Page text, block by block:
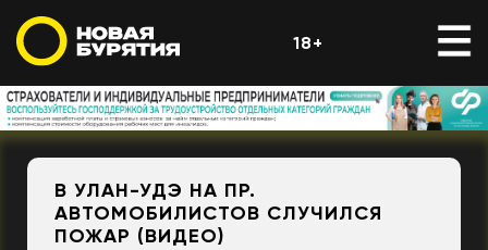
18+
В УЛАН-УДЭ НА ПР.
АВТОМОБИЛИСТОВ СЛУЧИЛСЯ
ПОЖАР (ВИДЕО)